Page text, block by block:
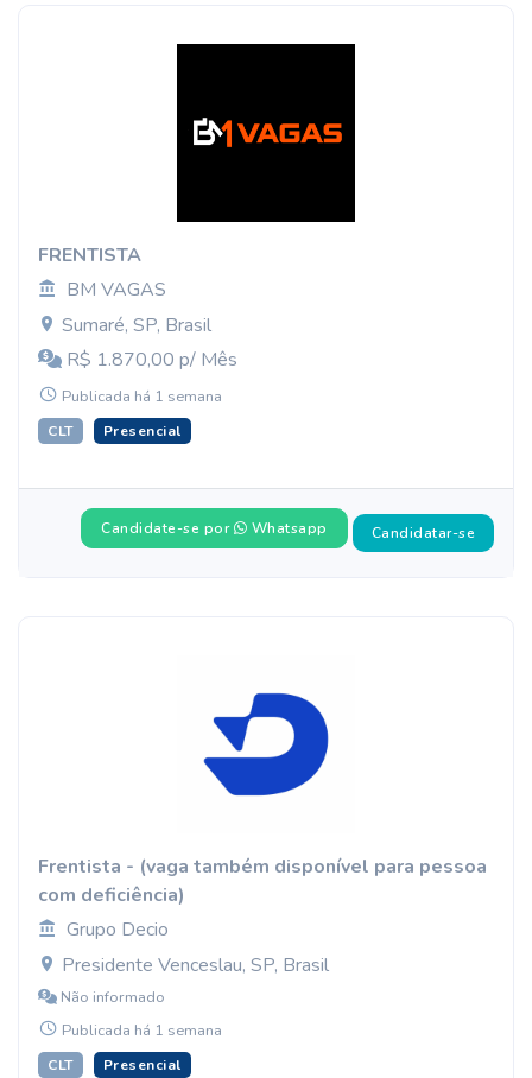
FRENTISTA
BM VAGAS
Sumaré, SP, Brasil
R$ 1.870,00 p/ Mês
Publicada há 1 semana
CLT Presencial
Candidate-se por Whatsapp Candidatar-se
Frentista - (vaga também disponível para pessoa
com deficiência)
Grupo Decio
Presidente Venceslau, SP, Brasil
Não informado
Publicada há 1 semana
CLT Presencial